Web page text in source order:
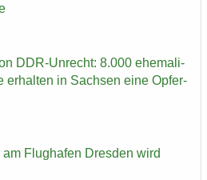
DDR-​Unrecht: 8.000 ehe­ma­li­
er­hal­ten in Sach­sen eine Op­fer­
Flug­ha­fen Dres­den wird